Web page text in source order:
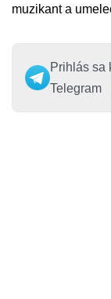
muzikant a
Prihlás sa
Telegram